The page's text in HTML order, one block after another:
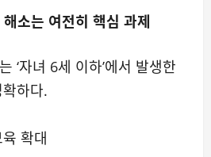
소는 여전히 핵심 과제
‘자녀 6세 이하’에서 발생한
하다.
확대